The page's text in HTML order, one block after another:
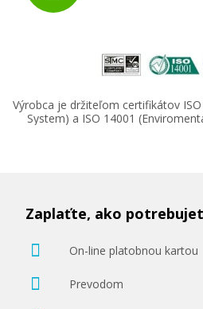
Výrobca je držiteľom certifikátov
System) a ISO 14001
Zaplaťte, ako
On-line platobnou kartou
Prevodom